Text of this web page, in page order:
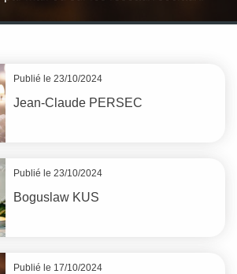
Publié le 23/10/2024
Jean-Claude PERSEC
Publié le 23/10/2024
Boguslaw KUS
Publié le 17/10/2024